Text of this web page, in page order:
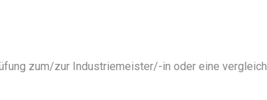
zum/zur Industriemeister/-in oder eine